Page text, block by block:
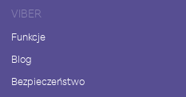
VIBER
Funkcje
Blog
Bezpieczeństwo